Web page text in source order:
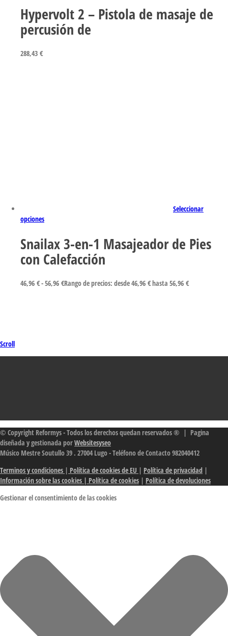
Hypervolt 2 – Pistola de masaje de
percusión de
288,43 €
Seleccionar
opciones
Snailax 3-en-1 Masajeador de Pies
con Calefacción
46,96 €-56,96 €Rango de precios: desde 46,96 € hasta 56,96 €
Scroll
© Copyright Reformys - Todos los derechos quedan reservados ® | Pagina
diseñada y gestionada porWebsitesyseo
Músico Mestre Soutullo 39 . 27004 Lugo - Teléfono de Contacto 982040412
Terminos y condiciones | Política de cookies de EU | Política de privacidad |
Información sobre las cookies | Política de cookies | Política de devoluciones
Gestionar el consentimiento de las cookies